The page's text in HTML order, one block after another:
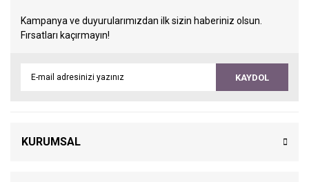
Kampanya ve duyurularımızdan ilk sizin haberiniz olsun.
Fırsatları kaçırmayın!
KAYDOL
KURUMSAL